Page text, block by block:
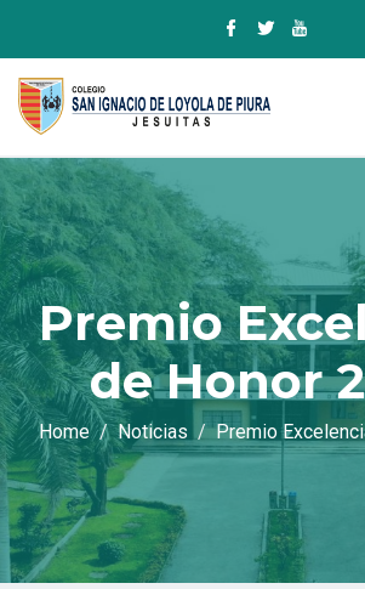
Premio
de Honor
Home Noticias Premio